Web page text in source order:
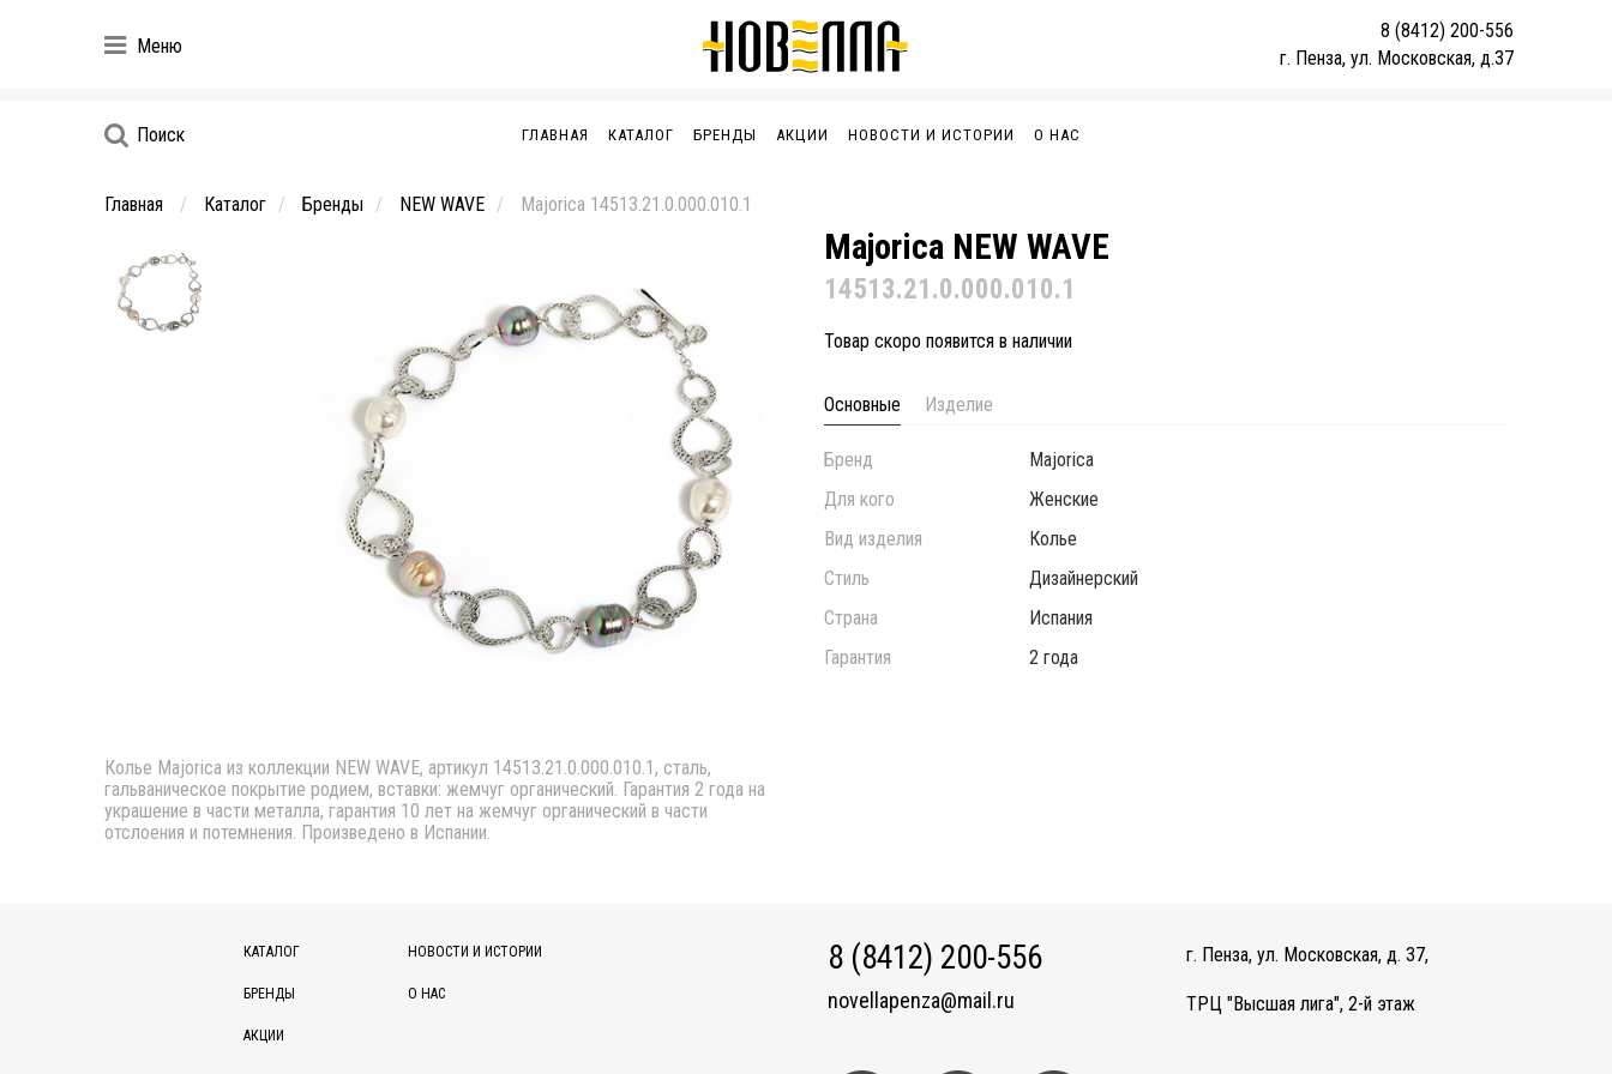
Меню
8 (8412) 200-556
г. Пенза, ул. Московская, д.37
Поиск ГЛАВНАЯ КАТАЛОГ БРЕНДЫ АКЦИИ НОВОСТИ И ИСТОРИИ О НАС
Главная Каталог Бренды NEW WAVE Majorica 14513.21.0.000.010.1
Колье Majorica из коллекции NEW WAVE, артикул 14513.21.0.000.010.1, сталь,
гальваническое покрытие родием, вставки: жемчуг органический. Гарантия 2 года на
украшение в части металла, гарантия 10 лет на жемчуг органический в части
отслоения и потемнения. Произведено в Испании.
Majorica NEW WAVE
14513.21.0.000.010.1
Товар скоро появится в наличии
Основные Изделие
Бренд
Majorica
Для кого
Женские
Вид изделия
Колье
Стиль
Дизайнерский
Страна
Испания
Гарантия
2 года
КАТАЛОГ
БРЕНДЫ
АКЦИИ
НОВОСТИ И ИСТОРИИ
О НАС
8 (8412) 200-556
novellapenza@mail.ru
г. Пенза, ул. Московская, д. 37,
ТРЦ "Высшая лига", 2-й этаж